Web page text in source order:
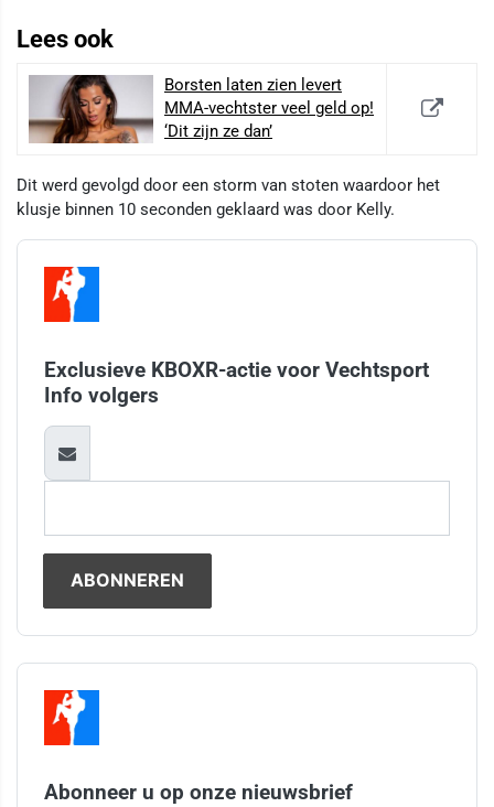
Lees ook
Borsten laten zien levert
MMA-vechtster veel geld op!
‘Dit zijn ze dan’
Dit werd gevolgd door een storm van stoten waardoor het
klusje binnen 10 seconden geklaard was door Kelly.
Exclusieve KBOXR-actie voor Vechtsport
Info volgers
Abonneer u op onze nieuwsbrief